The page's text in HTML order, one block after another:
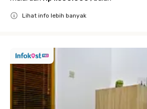
Lihat info lebih banyak